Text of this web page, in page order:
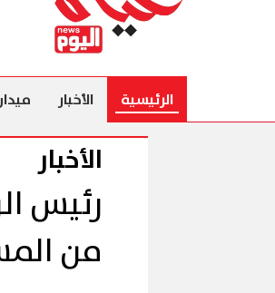
الرئيسية الأخبار
الأخبار
رئيس
من